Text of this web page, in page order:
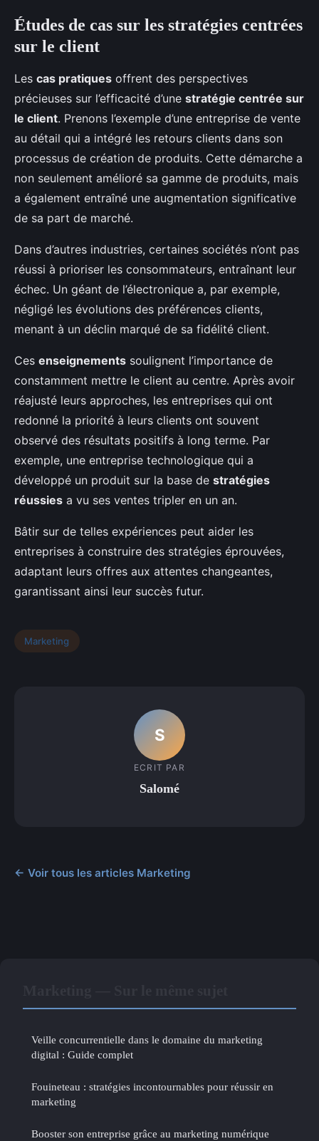
Études de cas sur les stratégies centrées
sur le client
Les cas pratiques offrent des perspectives
précieuses sur l’efficacité d’une stratégie centrée sur
le client. Prenons l’exemple d’une entreprise de vente
au détail qui a intégré les retours clients dans son
processus de création de produits. Cette démarche a
non seulement amélioré sa gamme de produits, mais
a également entraîné une augmentation significative
de sa part de marché.
Dans d’autres industries, certaines sociétés n’ont pas
réussi à prioriser les consommateurs, entraînant leur
échec. Un géant de l’électronique a, par exemple,
négligé les évolutions des préférences clients,
menant à un déclin marqué de sa fidélité client.
Ces enseignements soulignent l’importance de
constamment mettre le client au centre. Après avoir
réajusté leurs approches, les entreprises qui ont
redonné la priorité à leurs clients ont souvent
observé des résultats positifs à long terme. Par
exemple, une entreprise technologique qui a
développé un produit sur la base de stratégies
réussies a vu ses ventes tripler en un an.
Bâtir sur de telles expériences peut aider les
entreprises à construire des stratégies éprouvées,
adaptant leurs offres aux attentes changeantes,
garantissant ainsi leur succès futur.
Marketing
S
ECRIT PAR
Salomé
← Voir tous les articles Marketing
Veille concurrentielle dans le domaine du marketing
digital : Guide complet
Fouineteau : stratégies incontournables pour réussir en
marketing
Booster son entreprise grâce au marketing numérique